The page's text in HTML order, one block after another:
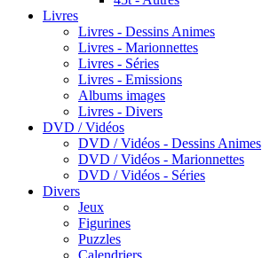
Livres
Livres - Dessins Animes
Livres - Marionnettes
Livres - Séries
Livres - Emissions
Albums images
Livres - Divers
DVD / Vidéos
DVD / Vidéos - Dessins Animes
DVD / Vidéos - Marionnettes
DVD / Vidéos - Séries
Divers
Jeux
Figurines
Puzzles
Calendriers